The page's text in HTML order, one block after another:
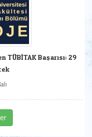
TÜBİTAK Başarısı: 29